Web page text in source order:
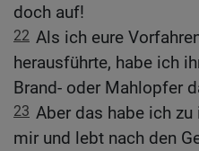
doch auf!
22 Als ich eure
herausführte, habe ich
Brand- oder Mahlopfer
23 Aber das habe ich zu
mir und lebt nach den